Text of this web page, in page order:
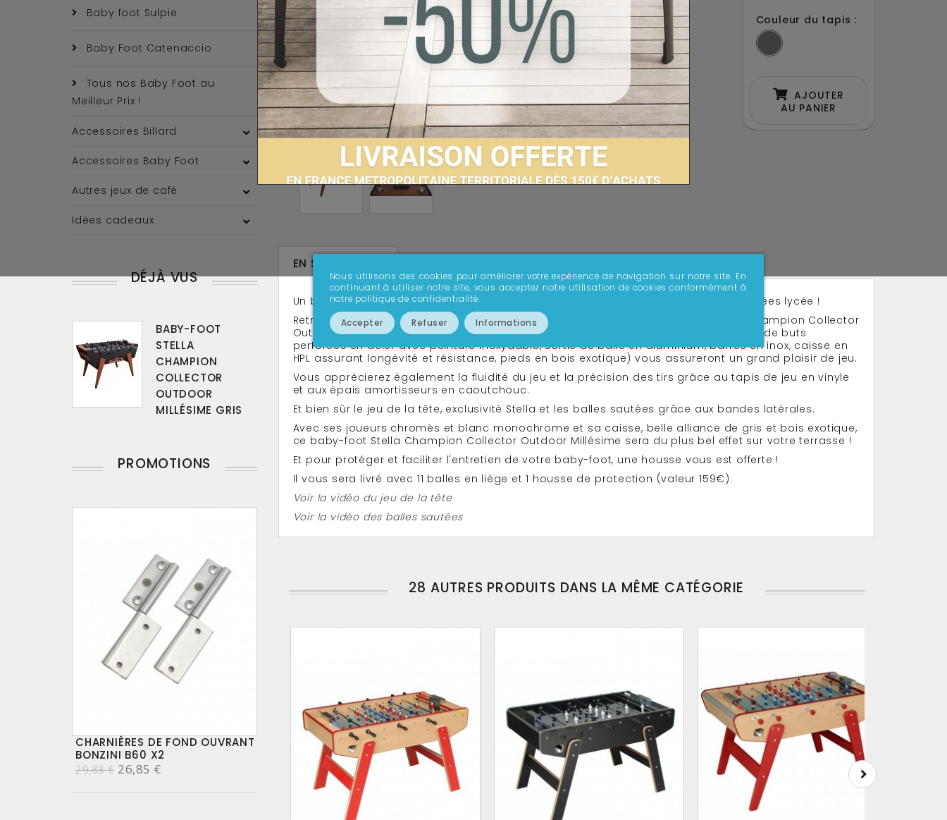
Nous utilisons des cookies pour améliorer votre expérience de navigation sur notre site. En
continuant à utiliser notre site, vous acceptez notre utilisation de cookies conformément à
notre politique de confidentialité.
Accepter Refuser Informations
Baby foot Sulpie
Baby Foot Catenaccio
Tous nos Baby Foot au
Meilleur Prix !
Accessoires Billard
Accessoires Baby Foot
Autres jeux de café
Idées cadeaux
DÉJÀ VUS
BABY-FOOT
STELLA
CHAMPION
COLLECTOR
OUTDOOR
MILLÉSIME GRIS
PROMOTIONS
CHARNIÈRES DE FOND OUVRANT
BONZINI B60 X2
29,83 €26,85 €
Couleur du tapis :
AJOUTER
AU PANIER
EN SAVOIR PLUS
Un baby-foot d'extérieur qui reprend les codes du baby-foot de café Stella des années lycée !
Retrouvez tout le savoir-faire de Stella baby-foot en extérieur avec ce baby-foot Champion Collector
Outdoor ! Les finitions soignées du baby-foot Champion Collector Millésime (cages de buts
perforées en acier avec peinture inoxydable, sortie de balle en aluminium, barres en inox, caisse en
HPL assurant longévité et résistance, pieds en bois exotique) vous assureront un grand plaisir de jeu.
Vous apprécierez également la fluidité du jeu et la précision des tirs grâce au tapis de jeu en vinyle
et aux épais amortisseurs en caoutchouc.
Et bien sûr le jeu de la tête, exclusivité Stella et les balles sautées grâce aux bandes latérales.
Avec ses joueurs chromés et blanc monochrome et sa caisse, belle alliance de gris et bois exotique,
ce baby-foot Stella Champion Collector Outdoor Millésime sera du plus bel effet sur votre terrasse !
Et pour protéger et faciliter l'entretien de votre baby-foot, une housse vous est offerte !
Il vous sera livré avec 11 balles en liège et 1 housse de protection (valeur 159€).
Voir la vidéo du jeu de la tête
Voir la vidéo des balles sautées
28 AUTRES PRODUITS DANS LA MÊME CATÉGORIE